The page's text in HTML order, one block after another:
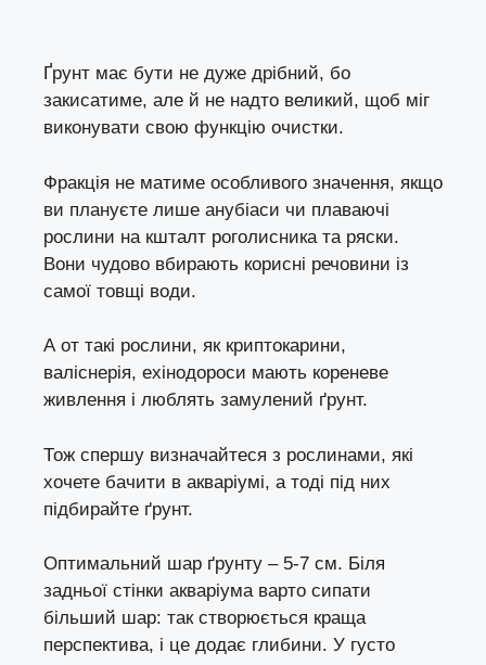
Ґрунт має бути не дуже дрібний, бо
закисатиме, але й не надто великий, щоб міг
виконувати свою функцію очистки.
Фракція не матиме особливого значення, якщо
ви плануєте лише анубіаси чи плаваючі
рослини на кшталт роголисника та ряски.
Вони чудово вбирають корисні речовини із
самої товщі води.
А от такі рослини, як криптокарини,
валіснерія, ехінодороси мають кореневе
живлення і люблять замулений ґрунт.
Тож спершу визначайтеся з рослинами, які
хочете бачити в акваріумі, а тоді під них
підбирайте ґрунт.
Оптимальний шар ґрунту – 5-7 см. Біля
задньої стінки акваріума варто сипати
більший шар: так створюється краща
перспектива, і це додає глибини. У густо